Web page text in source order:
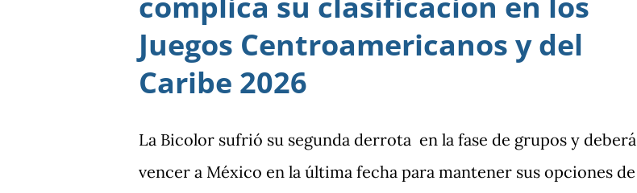
Juegos Centroamericanos y del
Caribe 2026
La Bicolor sufrió su segunda derrota en la fase de grupos y deberá
vencer a México en la última fecha para mantener sus opciones de